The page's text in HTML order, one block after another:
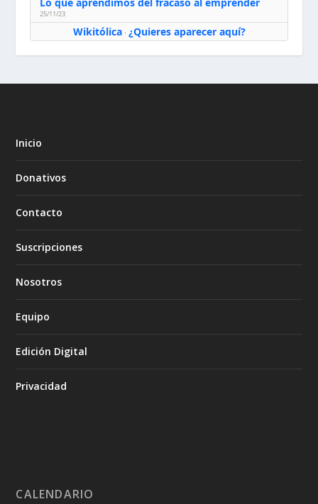
25/11/23
Wikitólica· ¿Quieres aparecer aquí?
Inicio
Donativos
Contacto
Suscripciones
Nosotros
Equipo
Edición Digital
Privacidad
CALENDARIO